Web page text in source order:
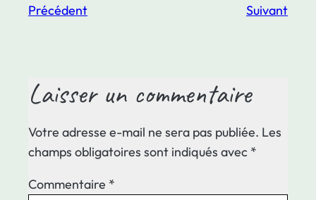
Précédent Suivant
Laisser un commentaire
Votre adresse e-mail ne sera pas publiée. Les
champs obligatoires sont indiqués avec *
Commentaire *